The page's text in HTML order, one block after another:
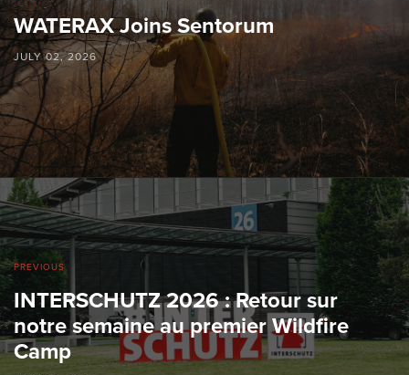
WATERAX Joins Sentorum
JULY 02, 2026
PREVIOUS
INTERSCHUTZ 2026 : Retour sur
notre semaine au premier Wildfire
Camp